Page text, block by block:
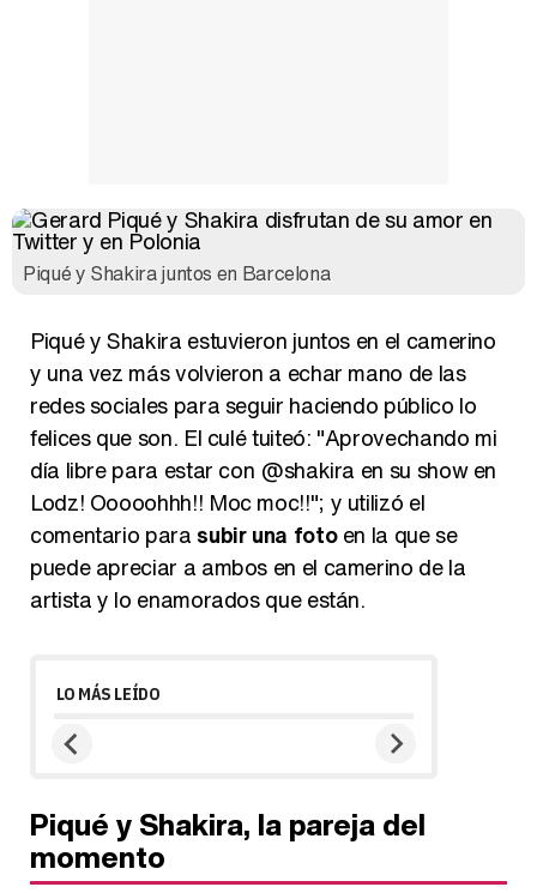
Piqué y Shakira juntos en Barcelona
Piqué y Shakira estuvieron juntos en el camerino
y una vez más volvieron a echar mano de las
redes sociales para seguir haciendo público lo
felices que son. El culé tuiteó: "Aprovechando mi
día libre para estar con @shakira en su show en
Lodz! Ooooohhh!! Moc moc!!"; y utilizó el
comentario para subir una fotoen la que se
puede apreciar a ambos en el camerino de la
artista y lo enamorados que están.
LO MÁS LEÍDO
Piqué y Shakira, la pareja del
momento